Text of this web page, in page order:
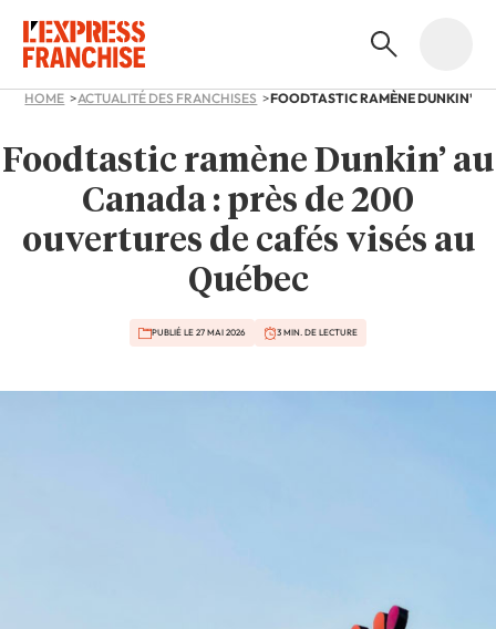
HOME ACTUALITÉ DES FRANCHISES
Foodtastic ramène Dunkin’ au
Canada : près de 200
ouvertures de cafés visés au
Québec
PUBLIÉ LE 27 MAI 2026 3 MIN. DE LECTURE